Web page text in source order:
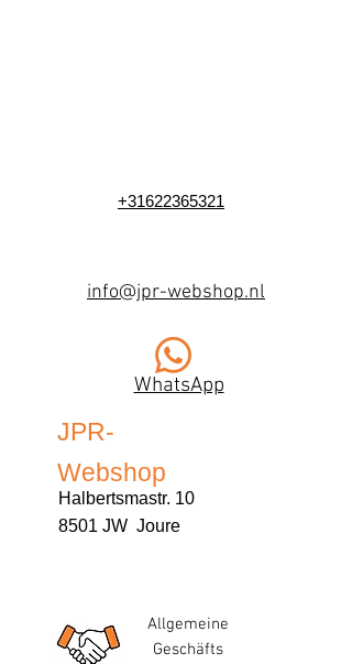
+31622365321
info@jpr-webshop.nl
WhatsApp
JPR-
Webshop
Halbertsmastr. 10
8501 JW Joure
Allgemeine
Geschäfts